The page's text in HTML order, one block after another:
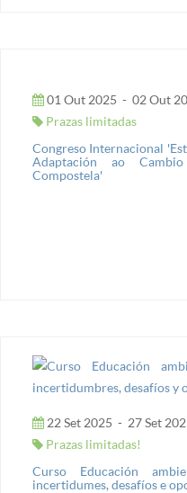
01 Out 2025 - 02 Out
Prazas limitadas
Congreso Internacional
Adaptación ao
Compostela'
22 Set 2025 - 27 Set
Prazas limitadas!
Curso Educación
incertidumes, desafíos e